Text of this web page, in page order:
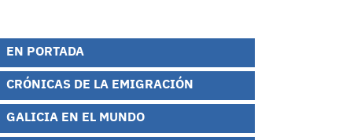
EN PORTADA
CRÓNICAS DE LA EMIGRACIÓN
GALICIA EN EL MUNDO